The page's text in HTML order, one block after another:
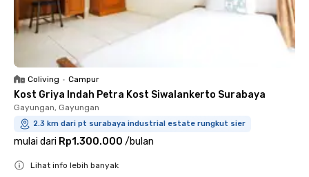
Coliving • Campur
Kost Griya Indah Petra Kost Siwalankerto Surabaya
Gayungan, Gayungan
2.3 km dari pt surabaya industrial estate rungkut sier
mulai dari Rp1.300.000 /bulan
Lihat info lebih banyak